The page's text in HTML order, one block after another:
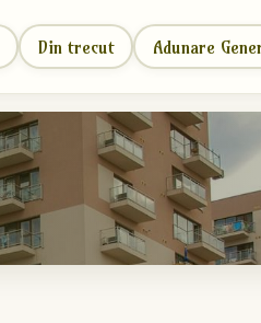
Din trecut Adunare